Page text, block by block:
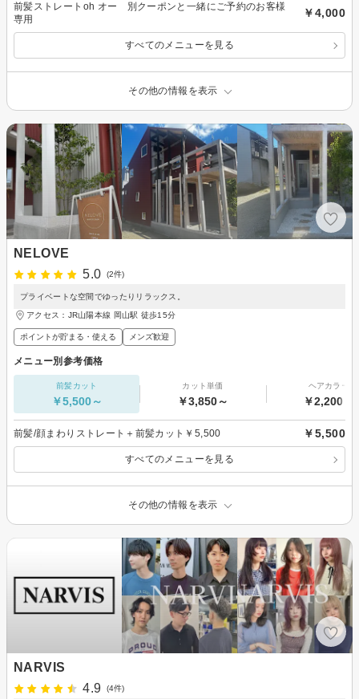
前髪ストレートoh オー 別クーポンと一緒にご予約のお客様
専用
￥4,000
すべてのメニューを見る
その他の情報を表示
NELOVE
5.0
(2件)
プライベートな空間でゆったりリラックス。
アクセス：JR山陽本線 岡山駅 徒歩15分
ポイントが貯まる・使える メンズ歓迎
メニュー別参考価格
前髪カット
￥5,500～
カット単価
￥3,850～
ヘアカラー
￥2,200～
前髪/顔まわりストレート＋前髪カット￥5,500 ￥5,500
すべてのメニューを見る
その他の情報を表示
NARVIS
4.9
(4件)